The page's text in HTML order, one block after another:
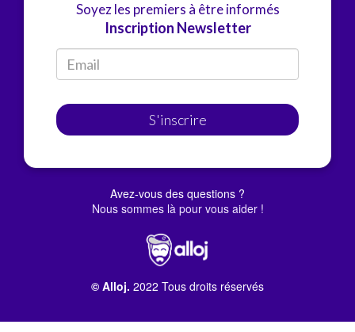
Soyez les premiers à être informés
Inscription Newsletter
S'inscrire
Avez-vous des questions ?
Nous sommes là pour vous aider !
© Alloj. 2022 Tous droits réservés